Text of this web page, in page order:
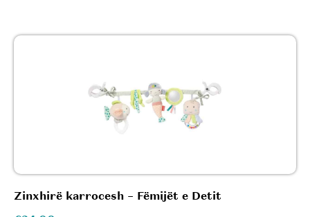
Zinxhirë karrocesh – Fëmijët e Detit